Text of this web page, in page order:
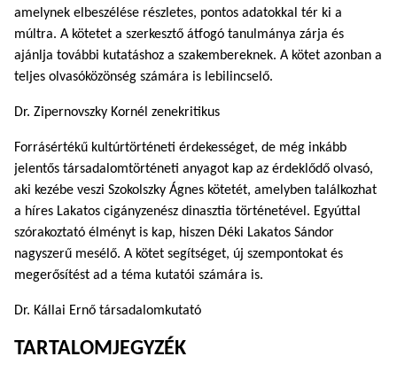
amelynek elbeszélése részletes, pontos adatokkal tér ki a
múltra. A kötetet a szerkesztő átfogó tanulmánya zárja és
ajánlja további kutatáshoz a szakembereknek. A kötet azonban a
teljes olvasóközönség számára is lebilincselő.
Dr. Zipernovszky Kornél zenekritikus
Forrásértékű kultúrtörténeti érdekességet, de még inkább
jelentős társadalomtörténeti anyagot kap az érdeklődő olvasó,
aki kezébe veszi Szokolszky Ágnes kötetét, amelyben találkozhat
a híres Lakatos cigányzenész dinasztia történetével. Egyúttal
szórakoztató élményt is kap, hiszen Déki Lakatos Sándor
nagyszerű mesélő. A kötet segítséget, új szempontokat és
megerősítést ad a téma kutatói számára is.
Dr. Kállai Ernő társadalomkutató
TARTALOMJEGYZÉK